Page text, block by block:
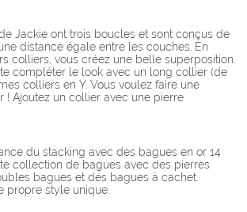
Jackie ont trois boucles et sont conçus de
distance égale entre les couches. En
colliers, vous créez une belle superposition.
compléter le look avec un long collier (de
colliers en Y. Vous voulez faire une
! Ajoutez un collier avec une pierre
du stacking avec des bagues en or 14
collection de bagues avec des pierres
bagues et des bagues à cachet.
propre style unique.